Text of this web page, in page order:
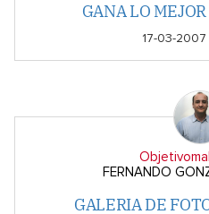
GANA LO
17-03-2007
FERNANDO
GALERIA DE